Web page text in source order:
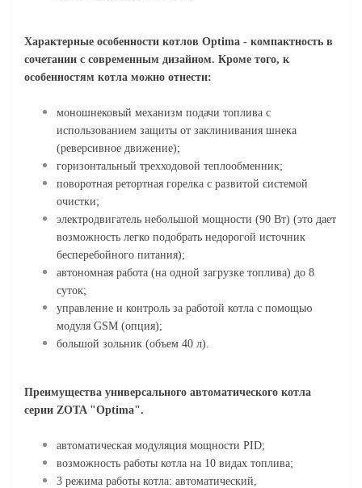
Характерные особенности котлов Optima - компактность в
сочетании с современным дизайном. Кроме того, к
особенностям котла можно отнести:
моношнековый механизм подачи топлива c
использованием защиты от заклинивания шнека
(реверсивное движение);
горизонтальный трехходовой теплообменник;
поворотная ретортная горелка с развитой системой
очистки;
электродвигатель небольшой мощности (90 Вт) (это дает
возможность легко подобрать недорогой источник
бесперебойного питания);
автономная работа (на одной загрузке топлива) до 8
суток;
управление и контроль за работой котла с помощью
модуля GSM (опция);
большой зольник (объем 40 л).
Преимущества универсального автоматического котла
серии ZOTA "Optima".
автоматическая модуляция мощности PID;
возможность работы котла на 10 видах топлива;
3 режима работы котла: автоматический,